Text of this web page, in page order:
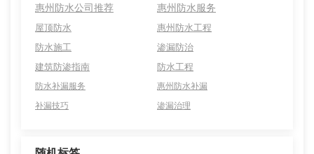
惠州防水公司推荐
惠州防水服务
屋顶防水
惠州防水工程
防水施工
渗漏防治
建筑防渗指南
防水工程
防水补漏服务
惠州防水补漏
补漏技巧
渗漏治理